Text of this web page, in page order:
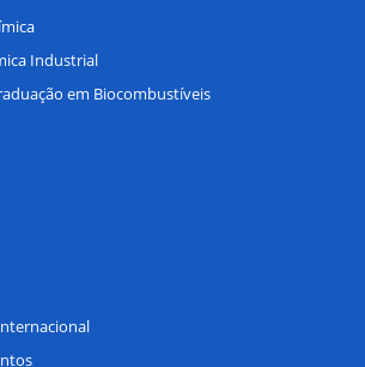
Industrial
em Biocombustíveis